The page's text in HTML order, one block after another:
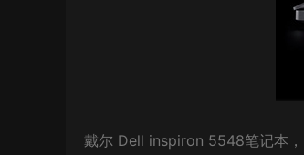
戴尔 Dell inspiron 5548笔记本，